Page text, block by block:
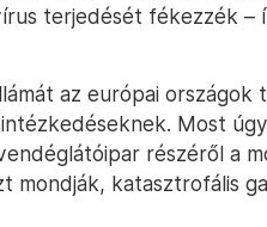
terjedését fékezzék –
az európai
Most
részéről a
mondják, katasztrofális